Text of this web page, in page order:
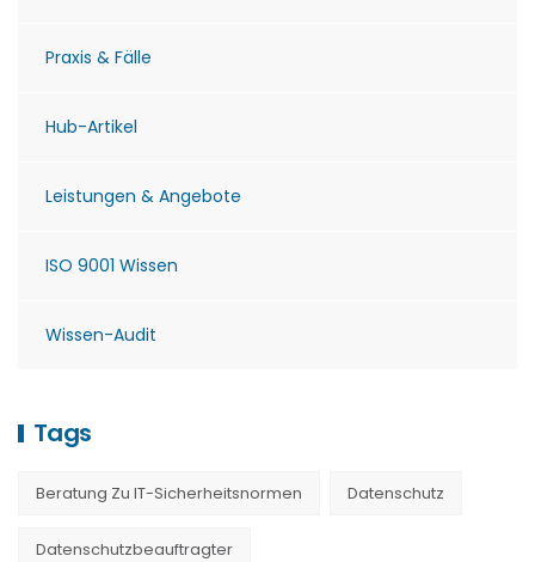
Praxis & Fälle
Hub-Artikel
Leistungen & Angebote
ISO 9001 Wissen
Wissen-Audit
Tags
Beratung Zu IT-Sicherheitsnormen Datenschutz
Datenschutzbeauftragter